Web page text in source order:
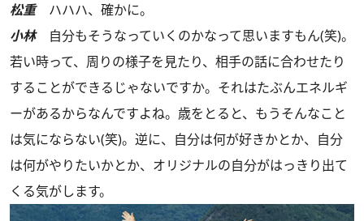
松重ハハハ、確かに。
小林自分もそうなっていくのかなって思いますもん(笑)。
若い時って、周りの様子を見たり、相手の話に合わせたり
することができるじゃないですか。それはたぶんエネルギ
ーがあるからなんですよね。歳をとると、もうそんなこと
は気にならない(笑)。逆に、自分は何が好きかとか、自分
は何がやりたいかとか、オリジナルの自分がはっきり出て
くる気がします。